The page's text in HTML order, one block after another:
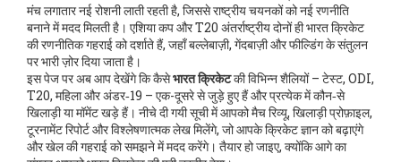
मंचलगातार नई रोशनी लाती रहती है, जिससे राष्ट्रीय चयनकों को नई रणनीति
बनाने में मदद मिलती है। एशिया कप और T20 अंतर्राष्ट्रीय दोनों ही भारत क्रिकेट
की रणनीतिक गहराई को दर्शाते हैं, जहाँ बल्लेबाज़ी, गेंदबाज़ी और फील्डिंग के संतुलन
पर भारी ज़ोर दिया जाता है।
इस पेज पर अब आप देखेंगे कि कैसेभारत क्रिकेटकी विभिन्न शैलियों – टेस्ट, ODI,
T20, महिला और अंडर‑19 – एक-दूसरे से जुड़े हुए हैं और प्रत्येक में कौन‑से
खिलाड़ी या मॉमेंट खड़े हैं। नीचे दी गयी सूची में आपको मैच रिव्यू, खिलाड़ी प्रोफ़ाइल,
टूरनामेंट रिपोर्ट और विश्लेषणात्मक लेख मिलेंगे, जो आपके क्रिकेट ज्ञान को बढ़ाएंगे
और खेल की गहराई को समझने में मदद करेंगे। तैयार हो जाइए, क्योंकि आगे का